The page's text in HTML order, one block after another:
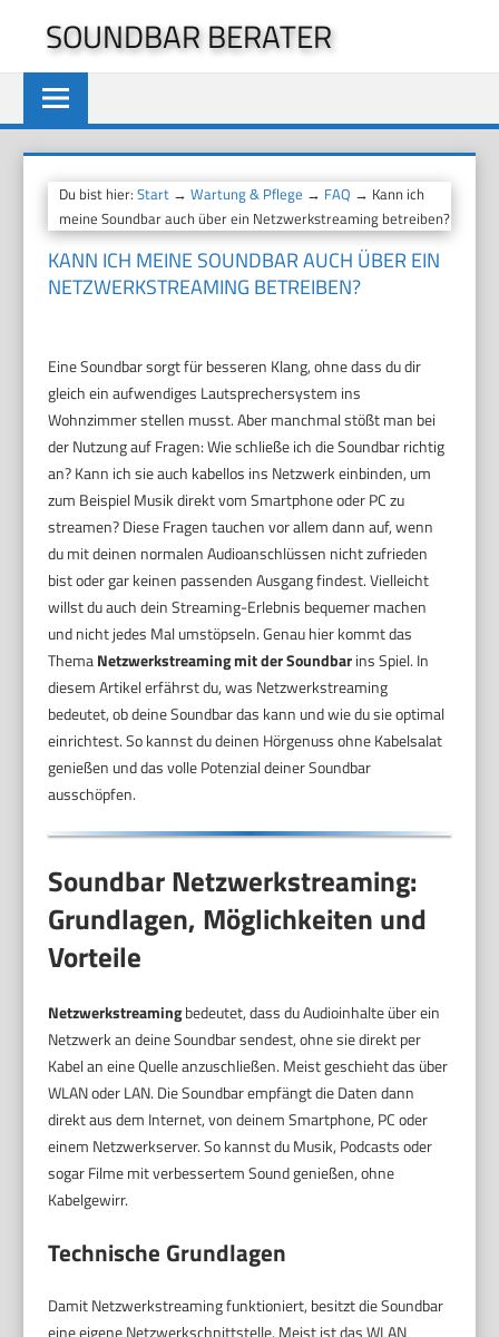
springen
SOUNDBAR BERATER
Du bist hier:Start →Wartung & Pflege → FAQ → Kann ich
meine Soundbar auch über ein Netzwerkstreaming betreiben?
KANN ICH MEINE SOUNDBAR AUCH ÜBER EIN
NETZWERKSTREAMING BETREIBEN?
Eine Soundbar sorgt für besseren Klang, ohne dass du dir
gleich ein aufwendiges Lautsprechersystem ins
Wohnzimmer stellen musst. Aber manchmal stößt man bei
der Nutzung auf Fragen: Wie schließe ich die Soundbar richtig
an? Kann ich sie auch kabellos ins Netzwerk einbinden, um
zum Beispiel Musik direkt vom Smartphone oder PC zu
streamen? Diese Fragen tauchen vor allem dann auf, wenn
du mit deinen normalen Audioanschlüssen nicht zufrieden
bist oder gar keinen passenden Ausgang findest. Vielleicht
willst du auch dein Streaming-Erlebnis bequemer machen
und nicht jedes Mal umstöpseln. Genau hier kommt das
ThemaNetzwerkstreaming mit der Soundbarins Spiel. In
diesem Artikel erfährst du, was Netzwerkstreaming
bedeutet, ob deine Soundbar das kann und wie du sie optimal
einrichtest. So kannst du deinen Hörgenuss ohne Kabelsalat
genießen und das volle Potenzial deiner Soundbar
ausschöpfen.
Soundbar Netzwerkstreaming:
Grundlagen, Möglichkeiten und
Vorteile
Netzwerkstreamingbedeutet, dass du Audioinhalte über ein
Netzwerk an deine Soundbar sendest, ohne sie direkt per
Kabel an eine Quelle anzuschließen. Meist geschieht das über
WLAN oder LAN. Die Soundbar empfängt die Daten dann
direkt aus dem Internet, von deinem Smartphone, PC oder
einem Netzwerkserver. So kannst du Musik, Podcasts oder
sogar Filme mit verbessertem Sound genießen, ohne
Kabelgewirr.
Technische Grundlagen
Damit Netzwerkstreaming funktioniert, besitzt die Soundbar
eine eigene Netzwerkschnittstelle. Meist ist das WLAN